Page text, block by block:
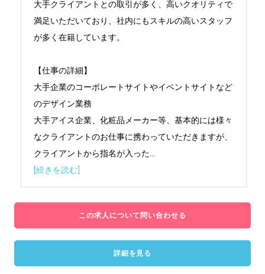
大手クライアントとの取引が多く、高いクオリティで
満足いただいており、社内にもスキルの高いスタッフ
が多く在籍しています。
【仕事の詳細】
大手企業のコーポレートサイトやイベントサイトなど
のデザイン業務
大手アイス企業、化粧品メーカー等、基本的には様々
なクライアントのお仕事に携わっていただきますが、
クライアントから指名が入った
[続きを読む]
この求人について問い合わせる
詳細を見る